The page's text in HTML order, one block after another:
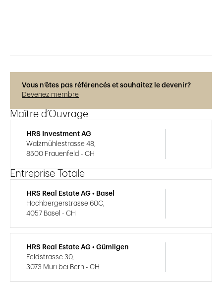
Vous n’êtes pas référencés et souhaitez le devenir?
Devenez membre
Maître d’Ouvrage
HRS Investment AG
Walzmühlestrasse 48,
8500 Frauenfeld - CH
Entreprise Totale
HRS Real Estate AG • Basel
Hochbergerstrasse 60C,
4057 Basel - CH
HRS Real Estate AG • Gümligen
Feldstrasse 30,
3073 Muri bei Bern - CH